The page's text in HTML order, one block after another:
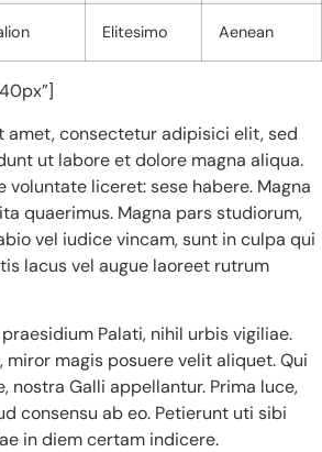
Elitesimo Aenean
amet, consectetur adipisici elit, sed
ut labore et dolore magna aliqua.
voluntate liceret: sese habere. Magna
quaerimus. Magna pars studiorum,
vel iudice vincam, sunt in culpa qui
lacus vel augue laoreet rutrum
Palati, nihil urbis vigiliae.
miror magis posuere velit aliquet. Qui
nostra Galli appellantur. Prima luce,
consensu ab eo. Petierunt uti sibi
in diem certam indicere.